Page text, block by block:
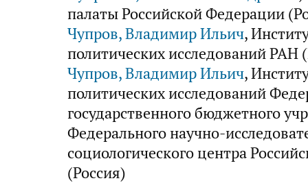
палаты Российской Федерации
Чупров, Владимир Ильич,
политических исследований РАН
Чупров, Владимир Ильич,
политических исследований
государственного бюджетного
Федерального научно-
социологического центра
(Россия)